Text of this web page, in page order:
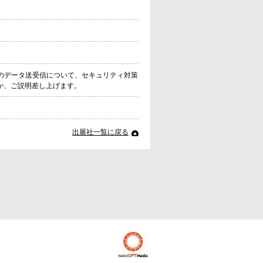
ータ送受信について、セキュリティ対策
ご説明差し上げます。
出展社一覧に戻る